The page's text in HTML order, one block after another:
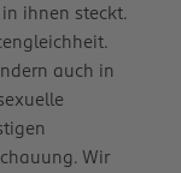
ihnen steckt.
auch in
Wir